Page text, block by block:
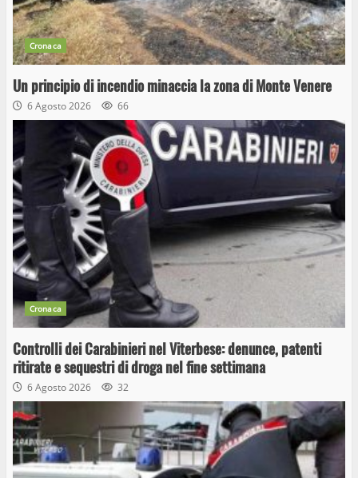
Cronaca
Un principio di incendio minaccia la zona di Monte Venere
6 Agosto 2026 66
Cronaca
Controlli dei Carabinieri nel Viterbese: denunce, patenti
ritirate e sequestri di droga nel fine settimana
6 Agosto 2026 32